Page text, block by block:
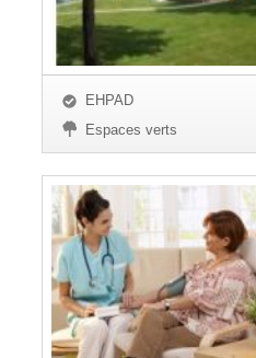
EHPAD
Espaces verts